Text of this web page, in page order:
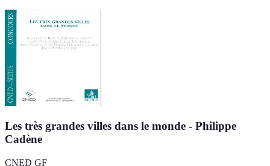
Les très grandes villes dans le monde - Philippe
Cadène
CNED GF